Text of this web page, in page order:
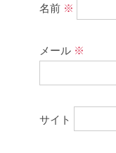
名前 ※
メール ※
サイト